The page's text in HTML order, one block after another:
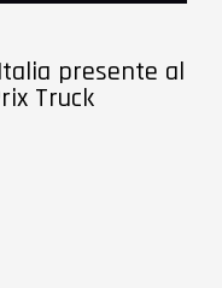
presente al
Truck